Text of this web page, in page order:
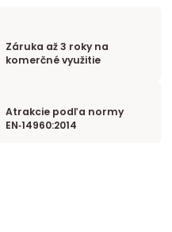
Záruka až 3 roky na
komerčné využitie
Atrakcie podľa normy
EN‑14960:2014